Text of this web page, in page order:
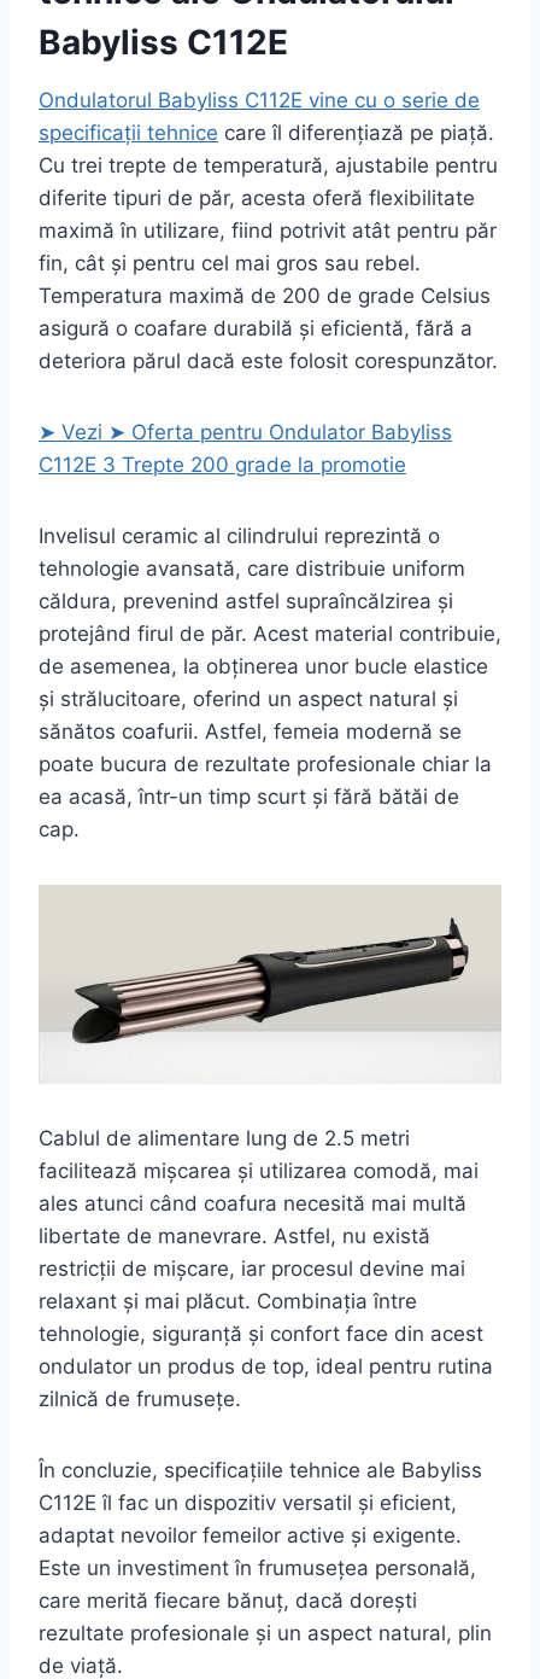
Babyliss C112E
Ondulatorul Babyliss C112E vine cu o serie de
specificații tehnice care îl diferențiază pe piață.
Cu trei trepte de temperatură, ajustabile pentru
diferite tipuri de păr, acesta oferă flexibilitate
maximă în utilizare, fiind potrivit atât pentru păr
fin, cât și pentru cel mai gros sau rebel.
Temperatura maximă de 200 de grade Celsius
asigură o coafare durabilă și eficientă, fără a
deteriora părul dacă este folosit corespunzător.
➤ Vezi ➤ Oferta pentru Ondulator Babyliss
C112E 3 Trepte 200 grade la promotie
Invelisul ceramic al cilindrului reprezintă o
tehnologie avansată, care distribuie uniform
căldura, prevenind astfel supraîncălzirea și
protejând firul de păr. Acest material contribuie,
de asemenea, la obținerea unor bucle elastice
și strălucitoare, oferind un aspect natural și
sănătos coafurii. Astfel, femeia modernă se
poate bucura de rezultate profesionale chiar la
ea acasă, într-un timp scurt și fără bătăi de
cap.
Cablul de alimentare lung de 2.5 metri
facilitează mișcarea și utilizarea comodă, mai
ales atunci când coafura necesită mai multă
libertate de manevrare. Astfel, nu există
restricții de mișcare, iar procesul devine mai
relaxant și mai plăcut. Combinația între
tehnologie, siguranță și confort face din acest
ondulator un produs de top, ideal pentru rutina
zilnică de frumusețe.
În concluzie, specificațiile tehnice ale Babyliss
C112E îl fac un dispozitiv versatil și eficient,
adaptat nevoilor femeilor active și exigente.
Este un investiment în frumusețea personală,
care merită fiecare bănuț, dacă dorești
rezultate profesionale și un aspect natural, plin
de viață.